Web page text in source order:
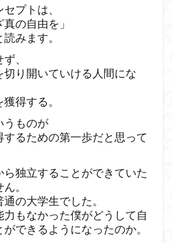
プトは、
の自由を」
みます。
、
切り開いていける人間にな
得する。
うものが
るための第一歩だと思って
独立することができていた
。
の大学生でした。
もなかった僕がどうして自
できるようになったのか。